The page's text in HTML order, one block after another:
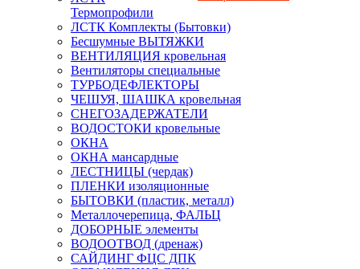
Термопрофили
ЛСТК Комплекты (Бытовки)
Бесшумные ВЫТЯЖКИ
ВЕНТИЛЯЦИЯ кровельная
Вентиляторы специальные
ТУРБОДЕФЛЕКТОРЫ
ЧЕШУЯ, ШАШКА кровельная
СНЕГОЗАДЕРЖАТЕЛИ
ВОДОСТОКИ кровельные
ОКНА
ОКНА мансардные
ЛЕСТНИЦЫ (чердак)
ПЛЕНКИ изоляционные
БЫТОВКИ (пластик, металл)
Металлочерепица, ФАЛЬЦ
ДОБОРНЫЕ элементы
ВОДООТВОД (дренаж)
САЙДИНГ ФЦС ДПК